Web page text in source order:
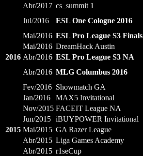
Abr/2017 cs_summit 1
2016
Jul/2016 ESL One Cologne 2016
Mai/2016 ESL Pro League S3 Finals
Mai/2016 DreamHack Austin
Abr/2016 ESL Pro League S3 NA
Abr/2016 MLG Columbus 2016
Fev/2016 Showmatch GA
Jan/2016
MAX5 Invitational
2015
Nov/2015 FACEIT League NA
Jun/2015 iBUYPOWER Invitational
Mai/2015 GA Razer League
Abr/2015 Liga Games Academy
Abr/2015 r1seCup